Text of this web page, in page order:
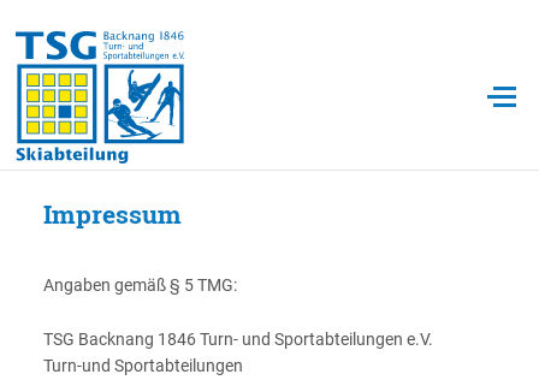
Impressum
Angaben gemäß § 5 TMG:
TSG Backnang 1846 Turn- und Sportabteilungen e.V.
Turn-und Sportabteilungen